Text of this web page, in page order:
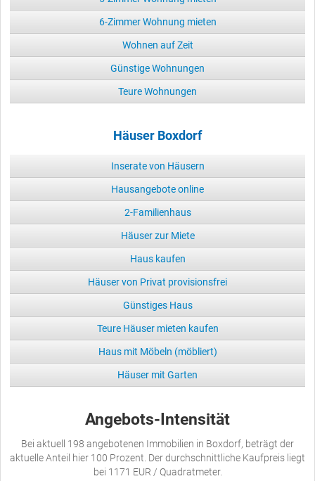
6-Zimmer Wohnung mieten
Wohnen auf Zeit
Günstige Wohnungen
Teure Wohnungen
Häuser Boxdorf
Inserate von Häusern
Hausangebote online
2-Familienhaus
Häuser zur Miete
Haus kaufen
Häuser von Privat provisionsfrei
Günstiges Haus
Teure Häuser mieten kaufen
Haus mit Möbeln (möbliert)
Häuser mit Garten
Angebots-Intensität
Bei aktuell 198 angebotenen Immobilien in Boxdorf, beträgt der
aktuelle Anteil hier 100 Prozent. Der durchschnittliche Kaufpreis liegt
bei 1171 EUR / Quadratmeter.